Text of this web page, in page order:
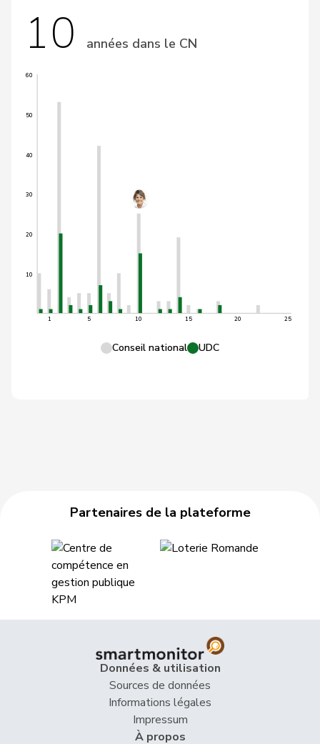
10 années dans le CN
10
20
30
40
50
60
1 5 10 15 20 25
Conseil national UDC
Partenaires de la plateforme
Données & utilisation
Sources de données
Informations légales
Impressum
À propos